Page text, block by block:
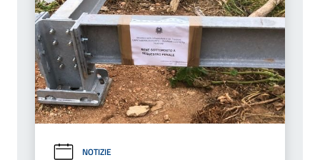
NOTIZIE